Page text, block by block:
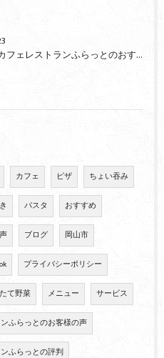
岡山市北区カフェレストランふらっとのおすすめピザ
カフェ ピザ ちょい吞み
パスタ おすすめ
ブログ 岡山市
プライバシーポリシー
て野菜 メニュー サービス
ふらっとのお客様の声
ふらっとの評判